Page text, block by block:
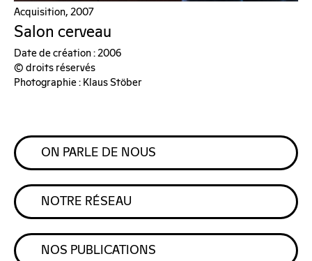
Acquisition, 2007
Salon cerveau
Date de création : 2006
© droits réservés
Photographie : Klaus Stöber
ON PARLE DE NOUS
NOTRE RÉSEAU
NOS PUBLICATIONS